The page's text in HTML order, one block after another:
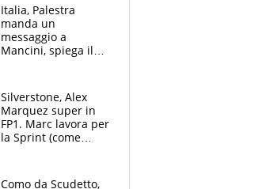
Italia, Palestra
manda un
messaggio a
Mancini, spiega il
l'alleanza con
Donnarumma
Silverstone, Alex
Marquez super in
FP1. Marc lavora per
la Sprint (come
Como da Scudetto,